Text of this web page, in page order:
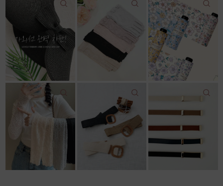
11,800원 14,043원
15,100원 7%↓
5.0
22,000원
13,500원 10,800원
리뷰: 4 | 5.0 11,800원
리뷰: 4 | 4.5